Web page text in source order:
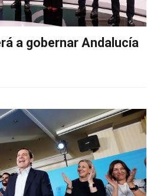
a gobernar Andalucía